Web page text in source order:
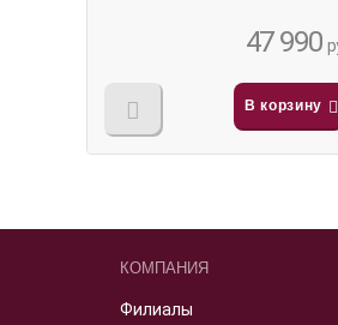
47 990
В корзину
КОМПАНИЯ
Филиалы